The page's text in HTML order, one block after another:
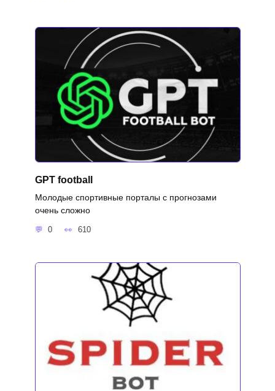
GPT football
Молодые спортивные порталы с прогнозами
очень сложно
0 610